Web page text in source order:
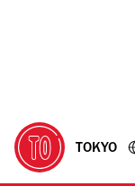
に
移
動
移
動
TOKYO